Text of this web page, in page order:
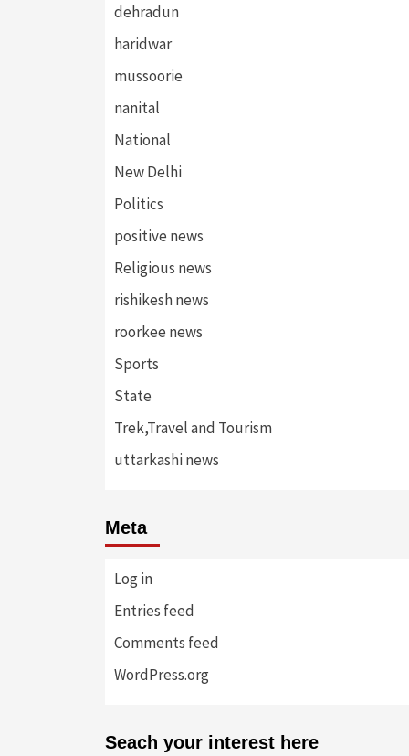
dehradun
haridwar
mussoorie
nanital
National
New Delhi
Politics
positive news
Religious news
rishikesh news
roorkee news
Sports
State
Trek,Travel and Tourism
uttarkashi news
Meta
Log in
Entries feed
Comments feed
WordPress.org
Seach your interest here